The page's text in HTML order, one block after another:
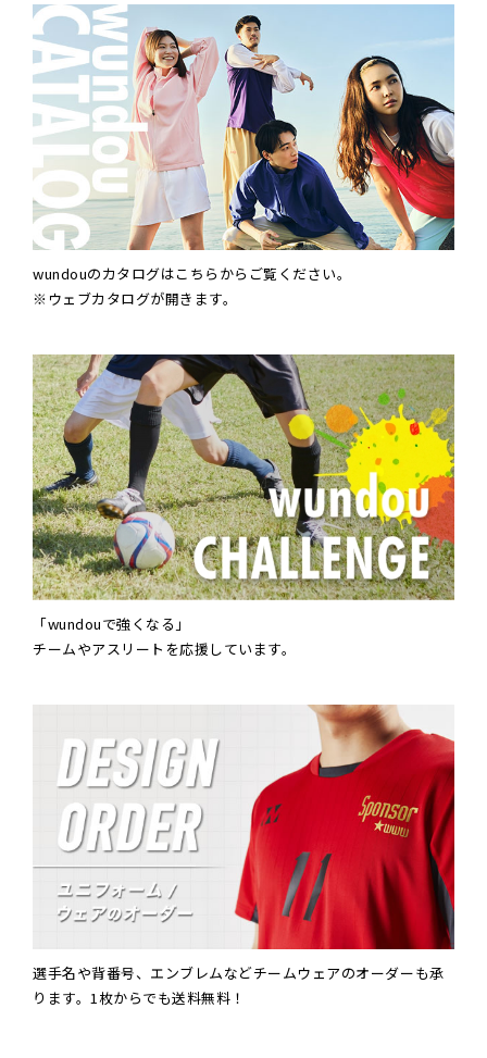
wundouのカタログはこちらからご覧ください。
※ウェブカタログが開きます。
「wundouで強くなる」
チームやアスリートを応援しています。
選手名や背番号、エンブレムなどチームウェアのオーダーも承
ります。1枚からでも送料無料！